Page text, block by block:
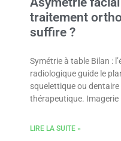
traitement
suffire ?
Symétrie à table Bilan :
radiologique guide le
squelettique ou
thérapeutique. Imagerie
LIRE LA SUITE »